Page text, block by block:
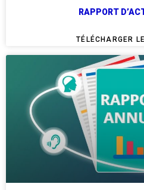
RAPPORT
TÉLÉCHARGER